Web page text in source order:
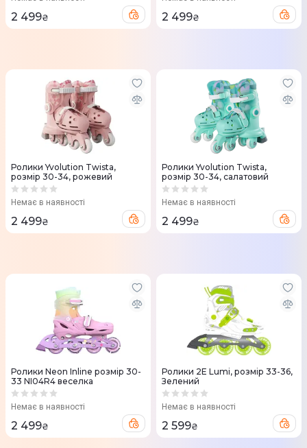
2 499₴ 2 499₴
Ролики Yvolution Twista,
розмір 30-34, рожевий
Немає в наявності
2 499₴
Ролики Yvolution Twista,
розмір 30-34, салатовий
Немає в наявності
2 499₴
Ролики Neon Inline розмір 30-
33 NI04R4 веселка
Немає в наявності
2 499₴
Ролики 2E Lumi, розмір 33-36,
Зелений
Немає в наявності
2 599₴